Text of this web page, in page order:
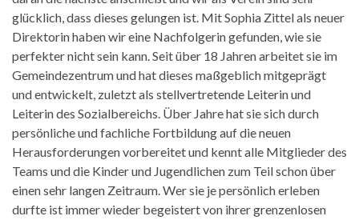
glücklich, dass dieses gelungen ist. Mit Sophia Zittel als neuer
Direktorin haben wir eine Nachfolgerin gefunden, wie sie
perfekter nicht sein kann. Seit über 18 Jahren arbeitet sie im
Gemeindezentrum und hat dieses maßgeblich mitgeprägt
und entwickelt, zuletzt als stellvertretende Leiterin und
Leiterin des Sozialbereichs. Über Jahre hat sie sich durch
persönliche und fachliche Fortbildung auf die neuen
Herausforderungen vorbereitet und kennt alle Mitglieder des
Teams und die Kinder und Jugendlichen zum Teil schon über
einen sehr langen Zeitraum. Wer sie je persönlich erleben
durfte ist immer wieder begeistert von ihrer grenzenlosen